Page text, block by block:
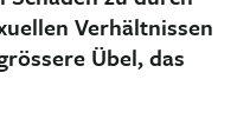
Verhältnissen
Übel, das